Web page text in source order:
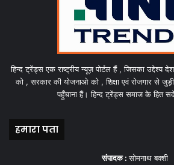
हिन्द ट्रेंड्स एक राष्ट्रीय न्यूज़ पोर्टल हैं , जिसका उद्देश्य
को , सरकार की योजनाओ को , शिक्षा एवं रोजगार से
पहुँचाना हैं। हिन्द ट्रेंड्स समाज के हित
हमारा पता
संपादक :सोमनाथ बक्शी